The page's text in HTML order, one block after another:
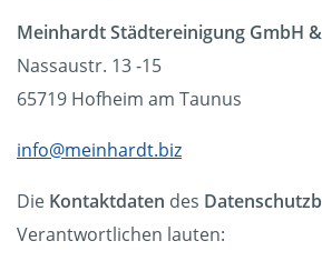
Meinhardt Städtereinigung GmbH &
Nassaustr. 13 -15
65719 Hofheim am Taunus
info@meinhardt.biz
Die Kontaktdaten des
Verantwortlichen lauten: